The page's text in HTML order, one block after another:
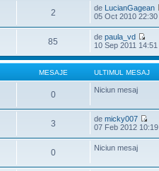
2 de LucianGagean
05 Oct 2010 22:30
85 depaula_vd
10 Sep 2011 14:51
MESAJE ULTIMUL MESAJ
0 Niciun mesaj
3 demicky007
07 Feb 2012 10:19
0 Niciun mesaj